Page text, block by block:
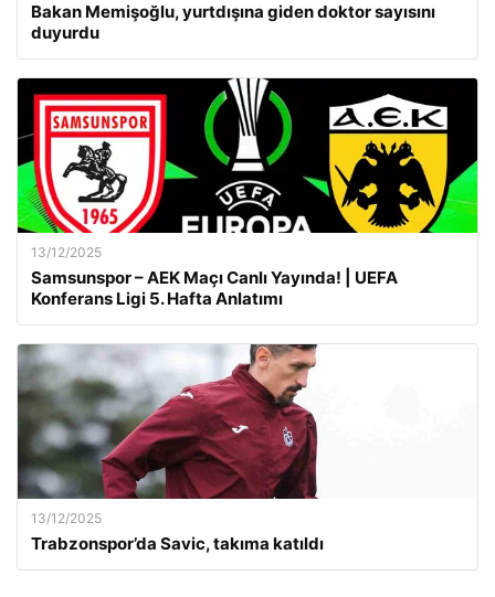
Bakan Memişoğlu, yurtdışına giden doktor sayısını
duyurdu
13/12/2025
Samsunspor – AEK Maçı Canlı Yayında! | UEFA
Konferans Ligi 5. Hafta Anlatımı
13/12/2025
Trabzonspor’da Savic, takıma katıldı